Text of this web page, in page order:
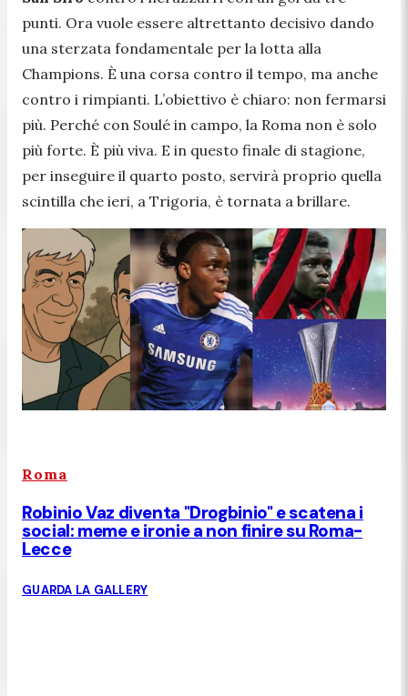
punti. Ora vuole essere altrettanto decisivo dando
una sterzata fondamentale per la lotta alla
Champions. È una corsa contro il tempo, ma anche
contro i rimpianti. L’obiettivo è chiaro: non fermarsi
più. Perché con Soulé in campo, la Roma non è solo
più forte. È più viva. E in questo finale di stagione,
per inseguire il quarto posto, servirà proprio quella
scintilla che ieri, a Trigoria, è tornata a brillare.
Roma
Robinio Vaz diventa "Drogbinio" e scatena i
social: meme e ironie a non finire su Roma-
Lecce
GUARDA LA GALLERY